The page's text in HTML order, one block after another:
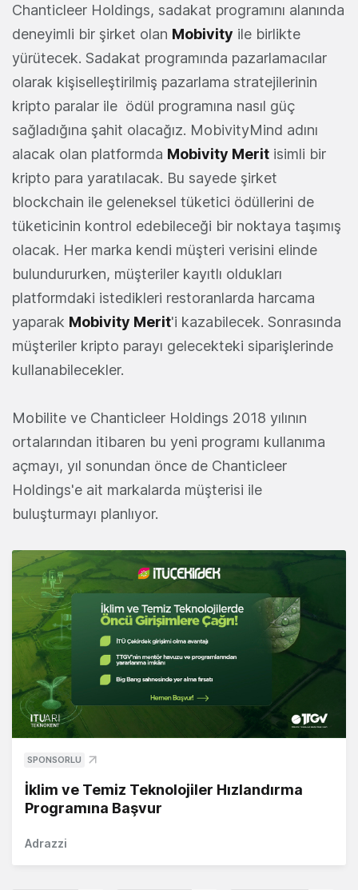
Chanticleer Holdings, sadakat programını alanında
deneyimli bir şirket olan Mobivity ile birlikte
yürütecek. Sadakat programında pazarlamacılar
olarak kişiselleştirilmiş pazarlama stratejilerinin
kripto paralar ile ödül programına nasıl güç
sağladığına şahit olacağız. MobivityMind adını
alacak olan platformda Mobivity Merit isimli bir
kripto para yaratılacak. Bu sayede şirket
blockchain ile geleneksel tüketici ödüllerini de
tüketicinin kontrol edebileceği bir noktaya taşımış
olacak. Her marka kendi müşteri verisini elinde
bulundururken, müşteriler kayıtlı oldukları
platformdaki istedikleri restoranlarda harcama
yaparak Mobivity Merit'i kazabilecek. Sonrasında
müşteriler kripto parayı gelecekteki siparişlerinde
kullanabilecekler.
Mobilite ve Chanticleer Holdings 2018 yılının
ortalarından itibaren bu yeni programı kullanıma
açmayı, yıl sonundan önce de Chanticleer
Holdings'e ait markalarda müşterisi ile
buluşturmayı planlıyor.
SPONSORLU
İklim ve Temiz Teknolojiler Hızlandırma
Programına Başvur
Adrazzi